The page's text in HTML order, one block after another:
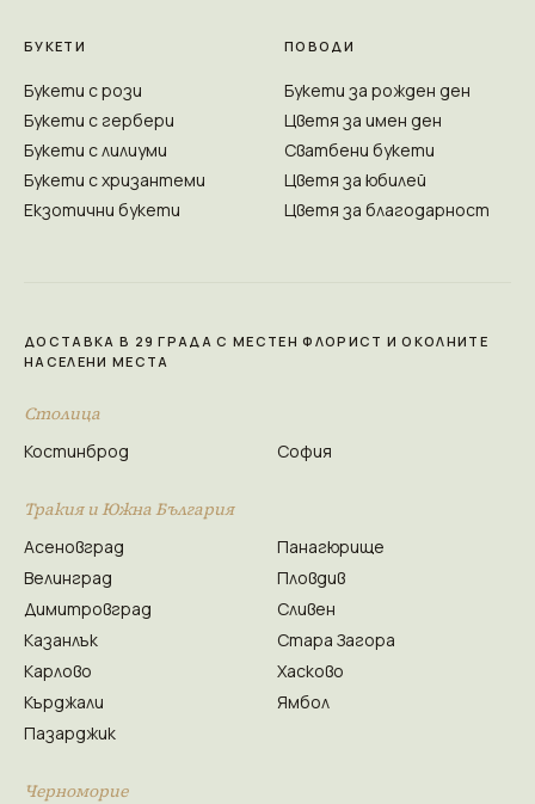
БУКЕТИ
Букети с рози
Букети с гербери
Букети с лилиуми
Букети с хризантеми
Екзотични букети
ПОВОДИ
Букети за рожден ден
Цветя за имен ден
Сватбени букети
Цветя за юбилей
Цветя за благодарност
ДОСТАВКА В 29 ГРАДА С МЕСТЕН ФЛОРИСТ И ОКОЛНИТЕ
НАСЕЛЕНИ МЕСТА
Столица
Костинброд София
Тракия и Южна България
Асеновград
Велинград
Димитровград
Казанлък
Карлово
Кърджали
Пазарджик
Панагюрище
Пловдив
Сливен
Стара Загора
Хасково
Ямбол
Черноморие